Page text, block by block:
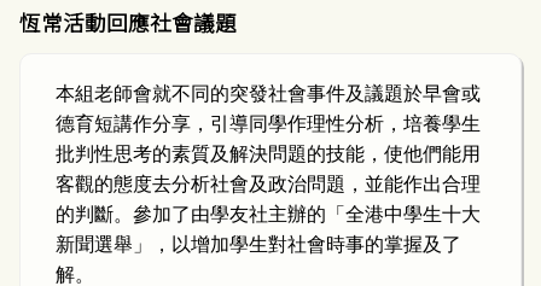
恆常活動回應社會議題
本組老師會就不同的突發社會事件及議題於早會或
德育短講作分享，引導同學作理性分析，培養學生
批判性思考的素質及解決問題的技能，使他們能用
客觀的態度去分析社會及政治問題，並能作出合理
的判斷。參加了由學友社主辦的「全港中學生十大
新聞選舉」，以增加學生對社會時事的掌握及了
解。